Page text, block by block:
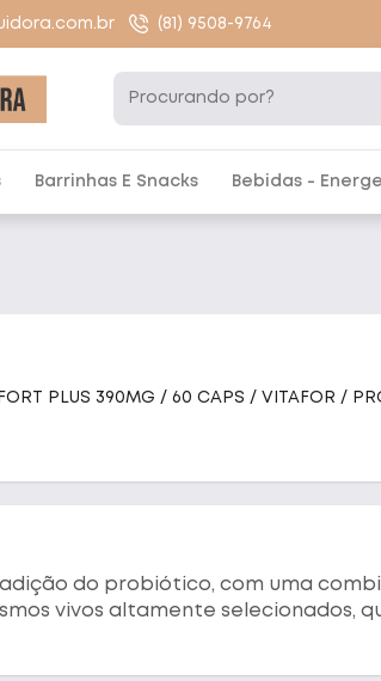
(81) 9508-9764
Barrinhas E Snacks Bebidas -
do probiótico, com uma
vivos altamente selecionados,